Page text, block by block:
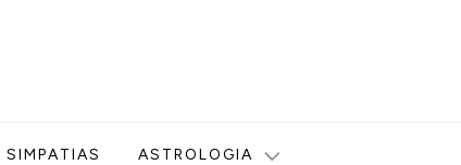
SIMPATIAS ASTROLOGIA